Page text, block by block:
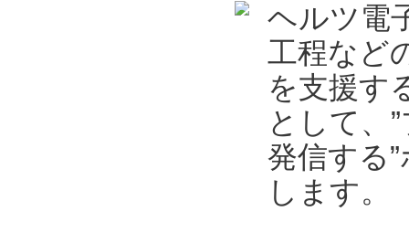
ヘルツ電
工程など
を支援す
として、
発信する
します。